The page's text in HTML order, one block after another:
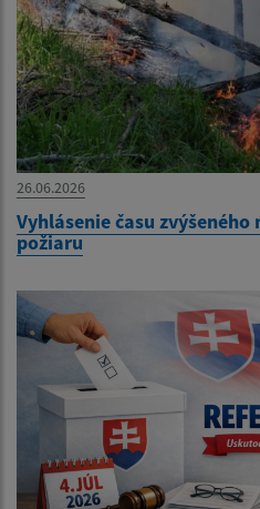
26.06.2026
Vyhlásenie času zvýšeného
požiaru